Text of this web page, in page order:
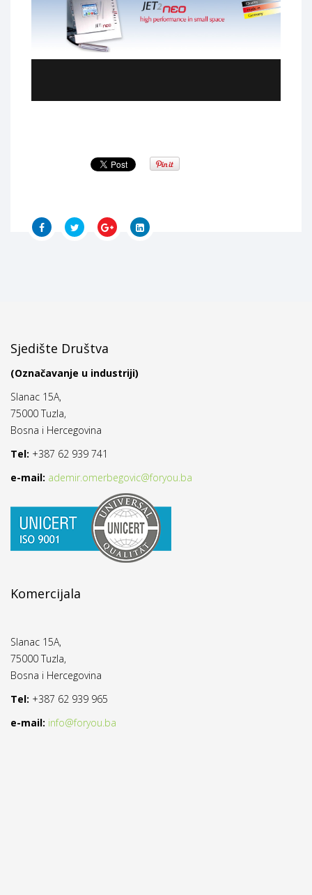
Sjedište Društva
(Označavanje u industriji)
Slanac 15A,
75000 Tuzla,
Bosna i Hercegovina
Tel: +387 62 939 741
e-mail: ademir.omerbegovic@foryou.ba
Komercijala
Slanac 15A,
75000 Tuzla,
Bosna i Hercegovina
Tel: +387 62 939 965
e-mail: info@foryou.ba